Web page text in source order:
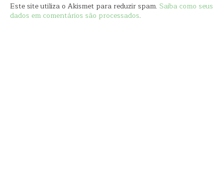
Este site utiliza o Akismet para reduzir spam. Saiba como seus
dados em comentários são processados.